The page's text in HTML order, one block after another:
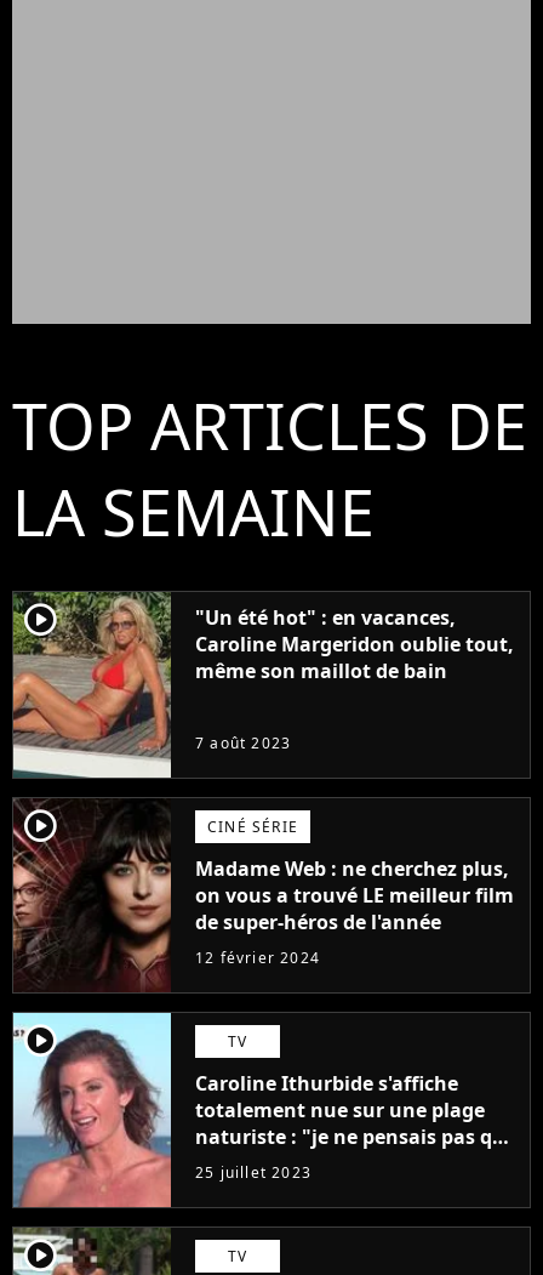
TOP ARTICLES DE
LA SEMAINE
player2
"Un été hot" : en vacances,
Caroline Margeridon oublie tout,
même son maillot de bain
7 août 2023
player2 CINÉ SÉRIE
Madame Web : ne cherchez plus,
on vous a trouvé LE meilleur film
de super-héros de l'année
12 février 2024
player2 TV
Caroline Ithurbide s'affiche
totalement nue sur une plage
naturiste : "je ne pensais pas que
j'arriverais à le faire..."
25 juillet 2023
player2 TV